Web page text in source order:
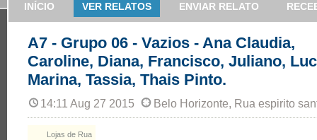
INÍCIO VER RELATOS ENVIAR RELATO
A7 - Grupo 06 - Vazios - Ana Claudia,
Caroline, Diana, Francisco, Juliano,
Marina, Tassia, Thais Pinto.
14:11 Aug 27 2015 Belo Horizonte, Rua espirito
Lojas de Rua